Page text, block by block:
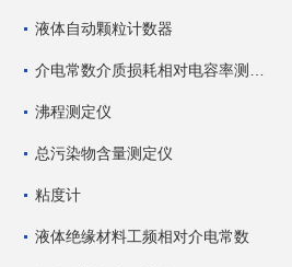
液体自动颗粒计数器
沸程测定仪
总污染物含量测定仪
粘度计
液体绝缘材料工频相对介电常数